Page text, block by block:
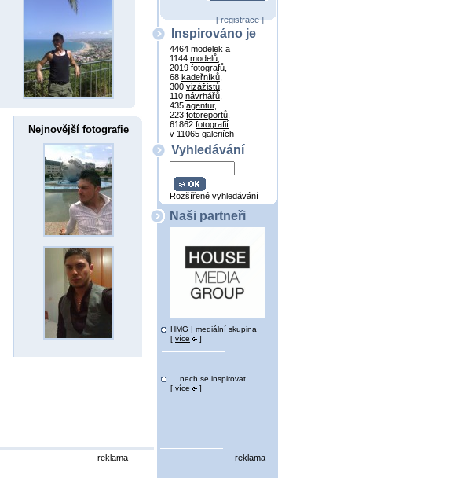
Nejnovější fotografie
[registrace]
Inspirováno je
4464 modelek a
1144 modelů
2019 fotografů
68 kadeřníků
300 vizážistů
110 návrhářů
435 agentur,
223 fotoreportů
61862 fotografií
v 11065 galeriích
Vyhledávání
Rozšířené vyhledávání
Naši partneři
HMG | mediální skupina
[ více ]
... nech se inspirovat
[ více ]
reklama reklama